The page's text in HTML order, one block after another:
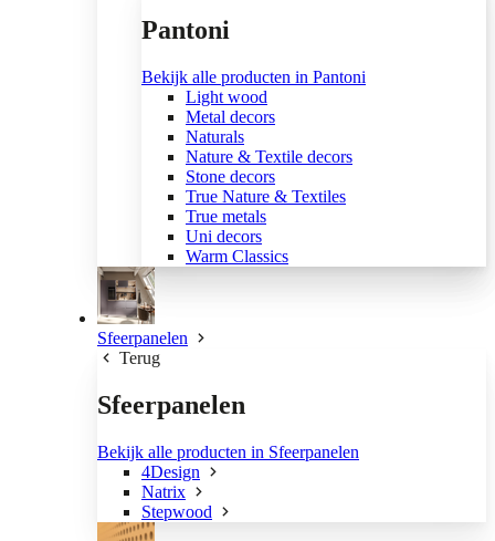
Pantoni
Bekijk alle producten in Pantoni
Light wood
Metal decors
Naturals
Nature & Textile decors
Stone decors
True Nature & Textiles
True metals
Uni decors
Warm Classics
Sfeerpanelen
Terug
Sfeerpanelen
Bekijk alle producten in Sfeerpanelen
4Design
Natrix
Stepwood